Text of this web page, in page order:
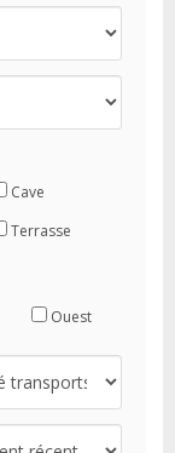
Cave
Terrasse
Ouest